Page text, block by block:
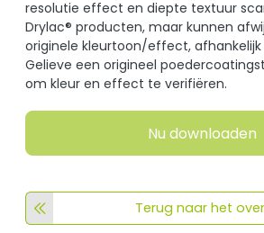
resolutie effect en diepte textuur
Drylac® producten, maar kunnen
originele kleurtoon/effect,
Gelieve een origineel
om kleur en effect te verifiëren.
Nu downloaden
Terug naar het